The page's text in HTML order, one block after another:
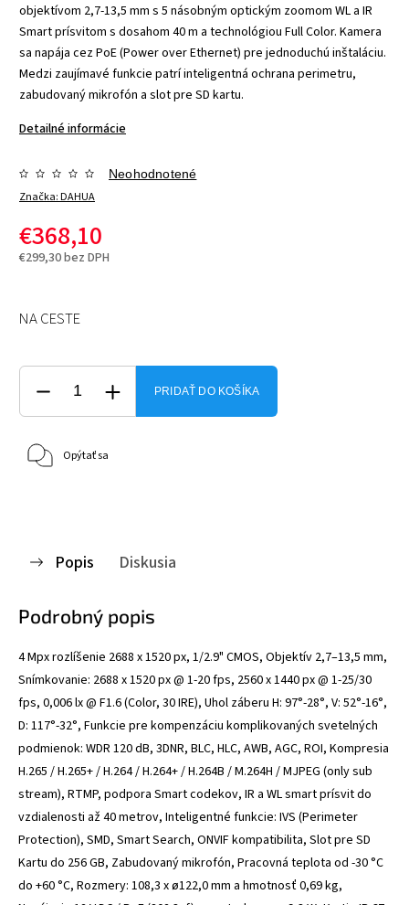
objektívom 2,7-13,5 mm s 5 násobným optickým zoomom WL a IR
Smart prísvitom s dosahom 40 m a technológiou Full Color. Kamera
sa napája cez PoE (Power over Ethernet) pre jednoduchú inštaláciu.
Medzi zaujímavé funkcie patrí inteligentná ochrana perimetru,
zabudovaný mikrofón a slot pre SD kartu.
Detailné informácie
Značka:DAHUA
Neohodnotené
€368,10
€299,30 bez DPH
NA CESTE
PRIDAŤ DO KOŠÍKA
Opýtať sa
Popis Diskusia
Podrobný popis
4 Mpx rozlíšenie 2688 x 1520 px, 1/2.9" CMOS, Objektív 2,7–13,5 mm,
Snímkovanie: 2688 x 1520 px @ 1-20 fps, 2560 x 1440 px @ 1-25/30
fps, 0,006 lx @ F1.6 (Color, 30 IRE), Uhol záberu H: 97°-28°, V: 52°-16°,
D: 117°-32°, Funkcie pre kompenzáciu komplikovaných svetelných
podmienok: WDR 120 dB, 3DNR, BLC, HLC, AWB, AGC, ROI, Kompresia
H.265 / H.265+ / H.264 / H.264+ / H.264B / M.264H / MJPEG (only sub
stream), RTMP, podpora Smart codekov, IR a WL smart prísvit do
vzdialenosti až 40 metrov, Inteligentné funkcie: IVS (Perimeter
Protection), SMD, Smart Search, ONVIF kompatibilita, Slot pre SD
Kartu do 256 GB, Zabudovaný mikrofón, Pracovná teplota od -30 °C
do +60 °C, Rozmery: 108,3 x ø122,0 mm a hmotnosť 0,69 kg,